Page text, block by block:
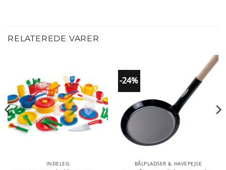
RELATEREDE VARER
INDELEG
-24%
BÅLPLADSER & HAVEPEJSE